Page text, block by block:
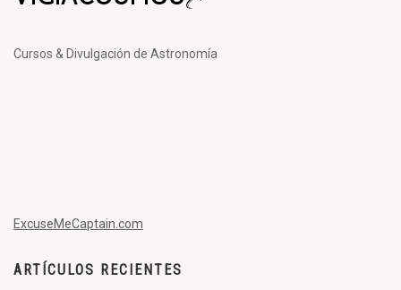
Cursos & Divulgación de Astronomía
ExcuseMeCaptain.com
ARTÍCULOS RECIENTES